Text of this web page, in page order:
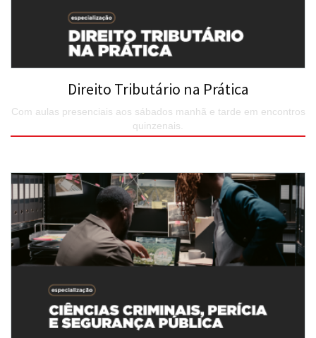
Direito Tributário na Prática
Com aulas presenciais aos sábados manhã e tarde em encontros
quinzenais.